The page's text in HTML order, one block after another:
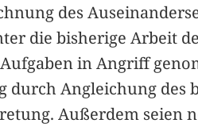
des
die bisherige Arbeit
in Angriff
durch Angleichung
Außerdem seien